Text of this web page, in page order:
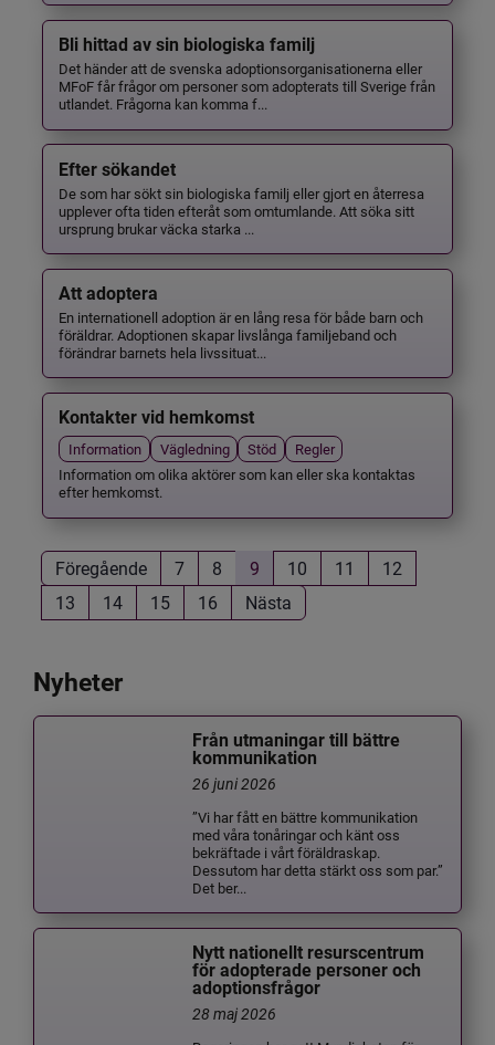
Bli hittad av sin biologiska familj
Det händer att de svenska adoptionsorganisationerna eller
MFoF får frågor om personer som adopterats till Sverige från
utlandet. Frågorna kan komma f...
Efter sökandet
De som har sökt sin biologiska familj eller gjort en återresa
upplever ofta tiden efteråt som omtumlande. Att söka sitt
ursprung brukar väcka starka ...
Att adoptera
En internationell adoption är en lång resa för både barn och
föräldrar. Adoptionen skapar livslånga familjeband och
förändrar barnets hela livssituat...
Kontakter vid hemkomst
Information Vägledning Stöd
Regler
Information om olika aktörer som kan eller ska kontaktas
efter hemkomst.
Föregående 7 8 9 10 11
12
13
14 15 16 Nästa
Nyheter
Från utmaningar till bättre
kommunikation
26 juni 2026
”Vi har fått en bättre kommunikation
med våra tonåringar och känt oss
bekräftade i vårt föräldraskap.
Dessutom har detta stärkt oss som par.”
Det ber...
Nytt nationellt resurscentrum
för adopterade personer och
adoptionsfrågor
28 maj 2026